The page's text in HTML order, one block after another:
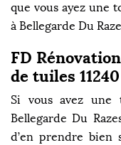
que vous ayez une
à Bellegarde Du
FD
de tuiles 11240
Si vous avez
Bellegarde Du
d’en prendre bien